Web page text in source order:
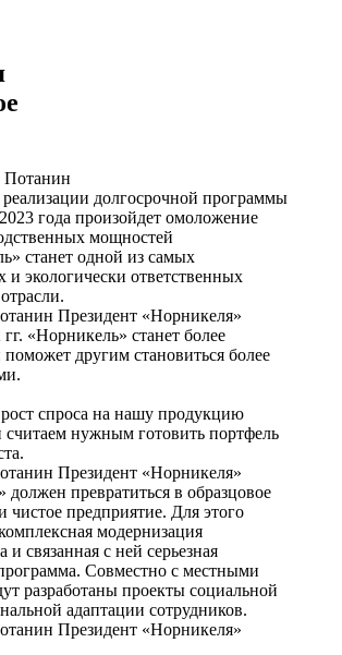
реализации долгосрочной программы
года произойдет омоложение
мощностей
станет одной из самых
и экологически ответственных
Президент «Норникеля»
«Норникель» станет более
другим становиться более
спроса на нашу продукцию
нужным готовить портфель
Президент «Норникеля»
должен превратиться в образцовое
чистое предприятие. Для этого
модернизация
и связанная с ней серьезная
Совместно с местными
разработаны проекты социальной
адаптации сотрудников.
Президент «Норникеля»